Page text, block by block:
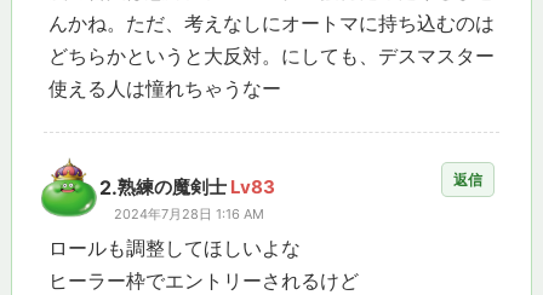
んかね。ただ、考えなしにオートマに持ち込むのは
どちらかというと大反対。にしても、デスマスター
使える人は憧れちゃうなー
2.熟練の魔剣士 Lv83
2024年7月28日 1:16 AM
ロールも調整してほしいよな
ヒーラー枠でエントリーされるけど
返信